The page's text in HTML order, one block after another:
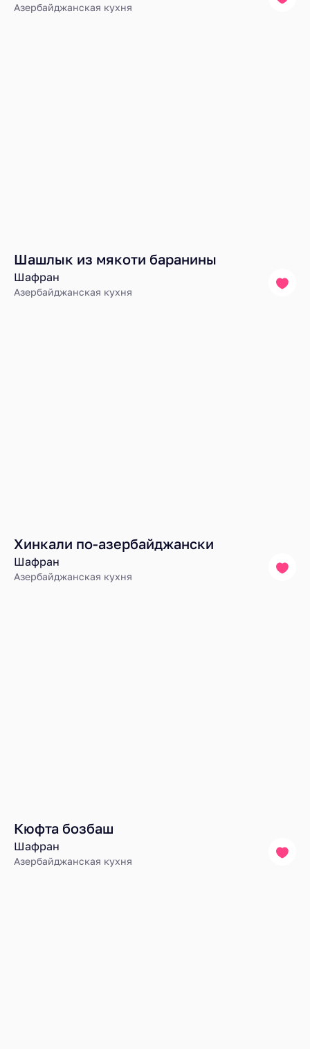
Азербайджанская кухня
Шашлык из мякоти баранины
Шафран
Азербайджанская кухня
Хинкали по-азербайджански
Шафран
Азербайджанская кухня
Кюфта бозбаш
Шафран
Азербайджанская кухня